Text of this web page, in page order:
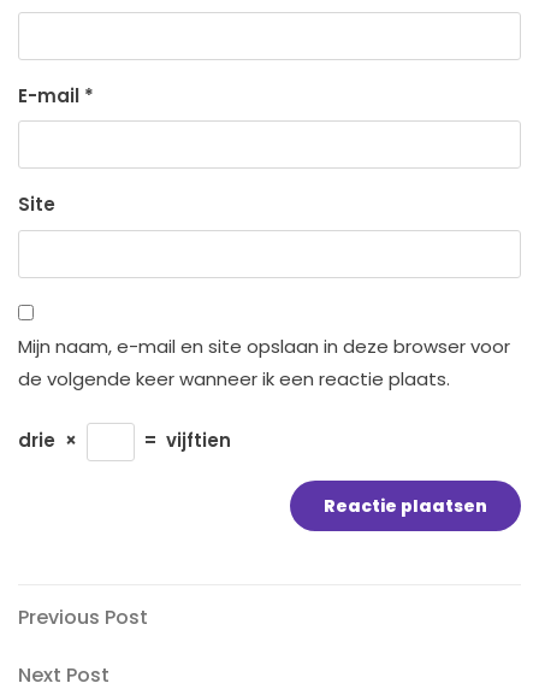
E-mail *
Site
Mijn naam, e-mail en site opslaan in deze browser voor
de volgende keer wanneer ik een reactie plaats.
drie × = vijftien
Bericht
navigatie
Previous
Previous Post
Next
Next Post